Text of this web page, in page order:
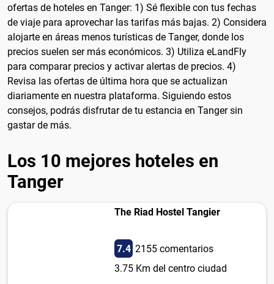
ofertas de hoteles en Tanger: 1) Sé flexible con tus fechas
de viaje para aprovechar las tarifas más bajas. 2) Considera
alojarte en áreas menos turísticas de Tanger, donde los
precios suelen ser más económicos. 3) Utiliza eLandFly
para comparar precios y activar alertas de precios. 4)
Revisa las ofertas de última hora que se actualizan
diariamente en nuestra plataforma. Siguiendo estos
consejos, podrás disfrutar de tu estancia en Tanger sin
gastar de más.
Los 10 mejores hoteles en
Tanger
The Riad Hostel Tangier
7.4 2155 comentarios
3.75 Km del centro ciudad